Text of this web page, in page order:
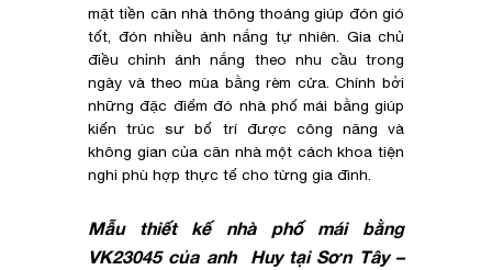
mặt tiền căn nhà thông thoáng giúp đón gió
tốt, đón nhiều ánh nắng tự nhiên. Gia chủ
điều chỉnh ánh nắng theo nhu cầu trong
ngày và theo mùa bằng rèm cửa. Chính bởi
những đặc điểm đó nhà phố mái bằng giúp
kiến trúc sư bố trí được công năng và
không gian của căn nhà một cách khoa tiện
nghi phù hợp thực tế cho từng gia đình.
Mẫu thiết kế nhà phố mái bằng
VK23045 của anh Huy tại Sơn Tây –